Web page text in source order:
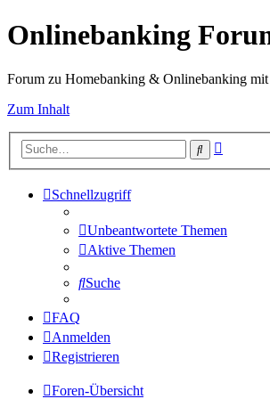
Onlinebanking
Forum zu Homebanking & Onlinebanking
Zum Inhalt
Suche
Schnellzugriff
Unbeantwortete Themen
Aktive Themen
Suche
FAQ
Anmelden
Registrieren
Foren-Übersicht